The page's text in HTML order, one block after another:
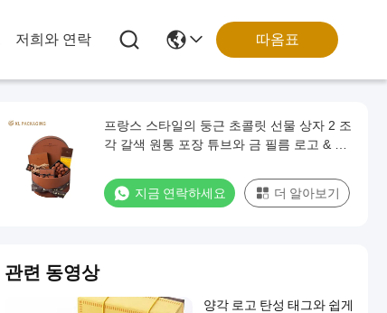
저희와 연락 따옴표
프랑스 스타일의 둥근 초콜릿 선물 상자 2 조
각 갈색 원통 포장 튜브와 금 필름 로고 & 사
지금 연락하세요 더 알아보기
관련 동영상
양각 로고 탄성 태그와 쉽게